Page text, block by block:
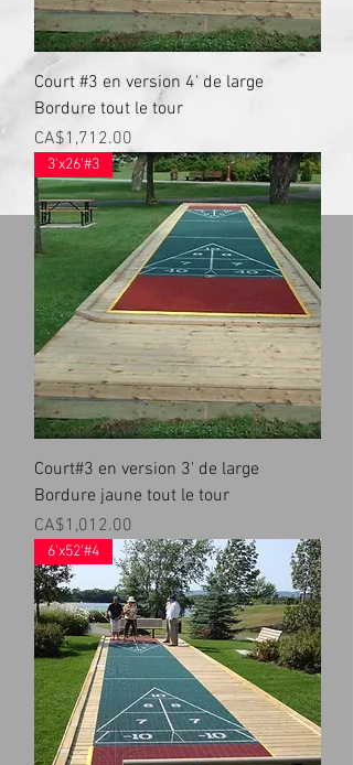
Court #3 en version 4' de large
Bordure tout le tour
Prix
CA$1,712.00
3'x26'#3
Court#3 en version 3' de large
Bordure jaune tout le tour
Prix
CA$1,012.00
6'x52'#4